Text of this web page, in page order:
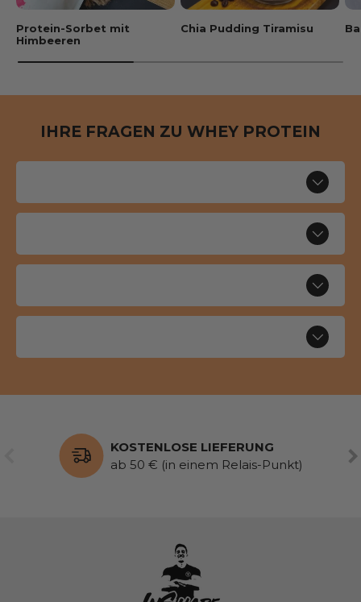
Protein-Sorbet mit
Himbeeren
Chia Pudding Tiramisu
IHRE FRAGEN ZU WHEY PROTEIN
VORHERIGE
KOSTENLOSE LIEFERUNG
ab 50 € (in einem Relais-Punkt)